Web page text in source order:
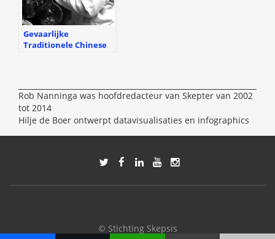
Gevaarlijke
Traditionele Chinese
Rob Nanninga was hoofdredacteur van Skepter van 2002
tot 2014
Hilje de Boer ontwerpt datavisualisaties en infographics
© Stichting Skepsis